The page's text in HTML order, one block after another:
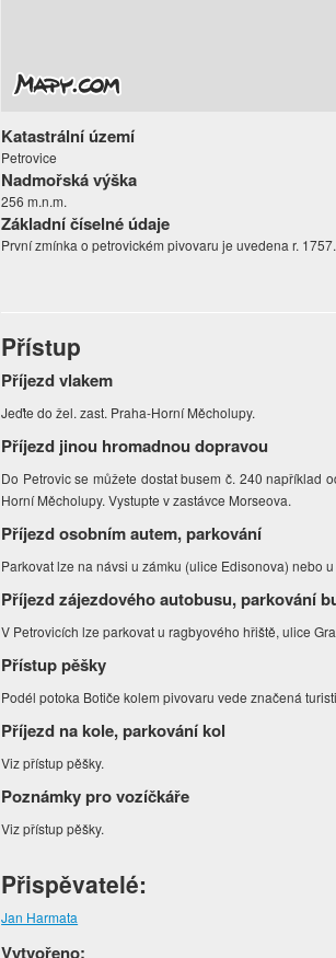
Katastrální území
Petrovice
Nadmořská výška
256 m.n.m.
Základní číselné údaje
První zmínka o petrovickém pivovaru je uvedena r. 1757.
Přístup
Příjezd vlakem
Jeďte do žel. zast. Praha-Horní Měcholupy.
Příjezd jinou hromadnou dopravou
Do Petrovic se můžete dostat busem č. 240 například
Horní Měcholupy. Vystupte v zastávce Morseova.
Příjezd osobním autem, parkování
Parkovat lze na návsi u zámku (ulice Edisonova) nebo
Příjezd zájezdového autobusu, parkování
V Petrovicích lze parkovat u ragbyového hřiště, ulice
Přístup pěšky
Podél potoka Botiče kolem pivovaru vede značená
Příjezd na kole, parkování kol
Viz přístup pěšky.
Poznámky pro vozíčkáře
Viz přístup pěšky.
Přispěvatelé:
Jan Harmata
Vytvořeno: